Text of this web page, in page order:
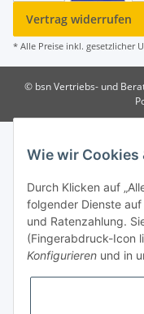
Vertrag widerrufen
* Alle Preise inkl. gesetzlicher
© bsn Vertriebs- und
Wie wir Cookies
Durch Klicken auf
folgender Dienste
und Ratenzahlung.
(Fingerabdruck-Icon
Konfigurieren und in